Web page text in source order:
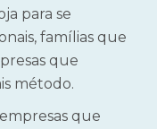
para se
famílias que
que
método.
que